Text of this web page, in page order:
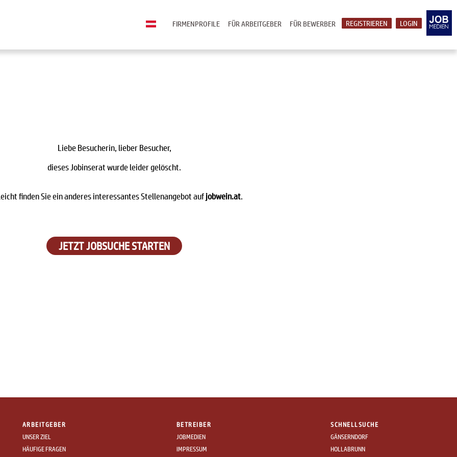
LOGIN
REGISTRIEREN
FÜR BEWERBER
FÜR ARBEITGEBER
FIRMENPROFILE
Liebe Besucherin, lieber Besucher,
dieses Jobinserat wurde leider gelöscht.
finden Sie ein anderes interessantes Stellenangebot aufjobwein.at
JETZT JOBSUCHE STARTEN
ARBEITGEBER
UNSER ZIEL
HÄUFIGE FRAGEN
BETREIBER
JOBMEDIEN
IMPRESSUM
SCHNELLSUCHE
GÄNSERNDORF
HOLLABRUNN